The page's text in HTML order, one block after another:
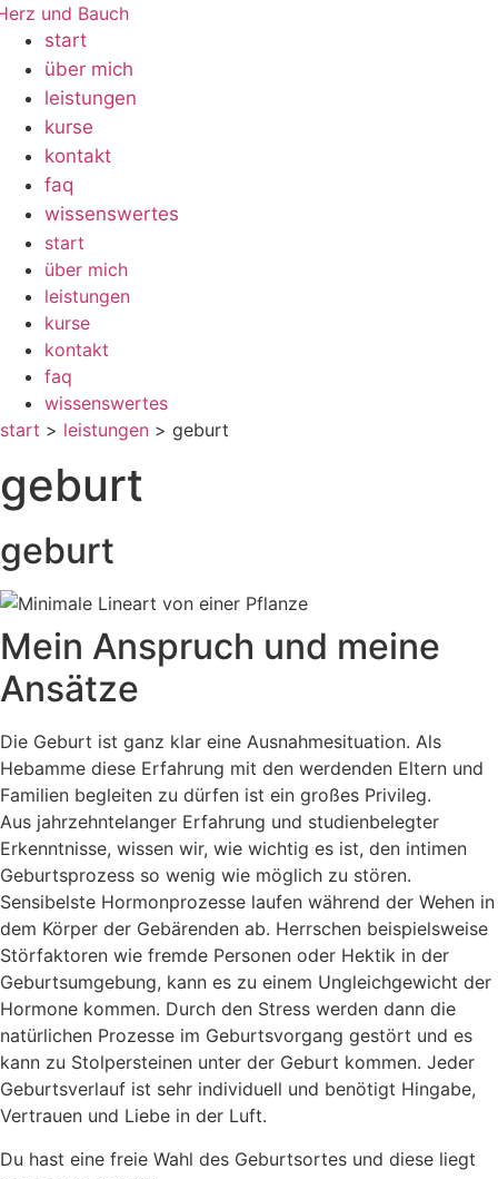
Zum
Inhalt
wechseln
start
über mich
leistungen
kurse
kontakt
faq
wissenswertes
Menü
start
über mich
leistungen
kurse
kontakt
faq
wissenswertes
start > leistungen > geburt
geburt
geburt
Mein Anspruch und meine
Ansätze
Die Geburt ist ganz klar eine Ausnahmesituation. Als
Hebamme diese Erfahrung mit den werdenden Eltern und
Familien begleiten zu dürfen ist ein großes Privileg.
Aus jahrzehntelanger Erfahrung und studienbelegter
Erkenntnisse, wissen wir, wie wichtig es ist, den intimen
Geburtsprozess so wenig wie möglich zu stören.
Sensibelste Hormonprozesse laufen während der Wehen in
dem Körper der Gebärenden ab. Herrschen beispielsweise
Störfaktoren wie fremde Personen oder Hektik in der
Geburtsumgebung, kann es zu einem Ungleichgewicht der
Hormone kommen. Durch den Stress werden dann die
natürlichen Prozesse im Geburtsvorgang gestört und es
kann zu Stolpersteinen unter der Geburt kommen. Jeder
Geburtsverlauf ist sehr individuell und benötigt Hingabe,
Vertrauen und Liebe in der Luft.
Du hast eine freie Wahl des Geburtsortes und diese liegt